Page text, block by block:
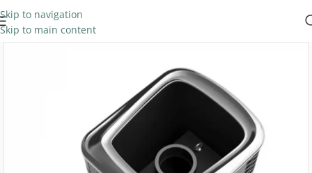
Skip to navigation
Skip to main content